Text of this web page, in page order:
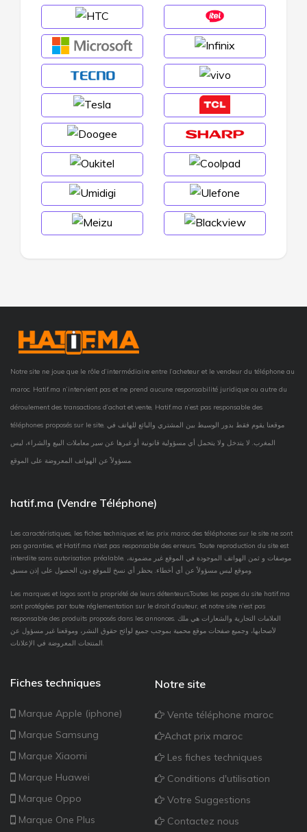
Notre site ne joue que le rôle d’intermédiaire entre l’acheteur et le vendeur du téléphone au
maroc. Hatif.ma n’intervient pas et ne prend aucune responsabilité juridique ou autre du
déroulement des transactions d’achat et vente, Hatif.ma n’est pas responsable des
téléphones proposés sur le site. موقعنا يقوم فقط بدور الوسيط بين المشتري والبائع للهاتف في
المغرب. لا يتدخل ولا يتحمل أي مسؤولية قانونية أو غيرها عن سير معاملات البيع والشراء، ليس
hatif.ma (Vendre Téléphone)
Les caractéristiques, les fiches techniques et les prix maroc des téléphones sur le site ne sont
pas garanties, et Hatif.ma n'est pas responsable des erreurs. Toute reproduction du site est
interdite sans autorisation préalable. موصفات و ثمن الهواتف الموجودة في الموقع غير مضمونة،
Les marques et logos sont la propriété de leurs détenteurs.Toutes les pages du site hatif.ma
sont protégées par toute réglementation sur le droit d’auteur, et notre site n’est pas
responsable des produits proposés dans les annonces. العلامات التجارية والشعارات هي ملك
لأصحابها، وجميع صفحات موقع محمية بموجب جميع لوائح حقوق النشر، وموقعنا غير مسؤول عن
Fiches techniques
Marque Apple (iphone)
Marque Samsung
Marque Xiaomi
Marque Huawei
Marque Oppo
Marque One Plus
Notre site
Vente téléphone maroc
Achat prix maroc
Les fiches techniques
Conditions d'utilisation
Votre Suggestions
Contactez nous